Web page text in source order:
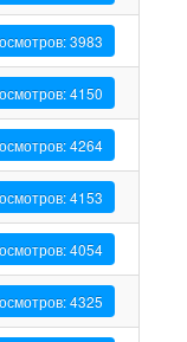
3983
4150
4264
4153
4054
4325